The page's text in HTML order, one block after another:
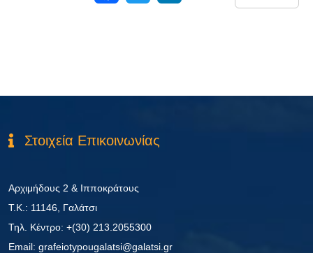
Στοιχεία Επικοινωνίας
Αρχιμήδους 2 & Ιπποκράτους
Τ.Κ.: 11146, Γαλάτσι
Τηλ. Κέντρο: +(30) 213.2055300
Εmail: grafeiotypougalatsi@galatsi.gr